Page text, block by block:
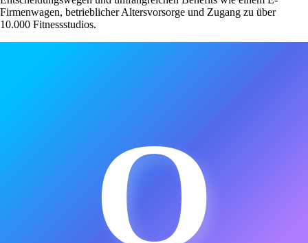
Firmenwagen, betrieblicher Altersvorsorge und Zugang zu über
10.000 Fitnessstudios.
O